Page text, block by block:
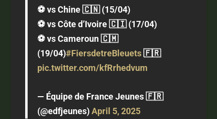
⚽️ vs Chine 🇨🇳 (15/04)
⚽️ vs Côte d’Ivoire 🇨🇮 (17/04)
⚽️ vs Cameroun 🇨🇲
(19/04)#FiersdetreBleuets🇫🇷
pic.twitter.com/kfRrhedvum
— Équipe de France Jeunes 🇫🇷
(@edfjeunes)April 5, 2025